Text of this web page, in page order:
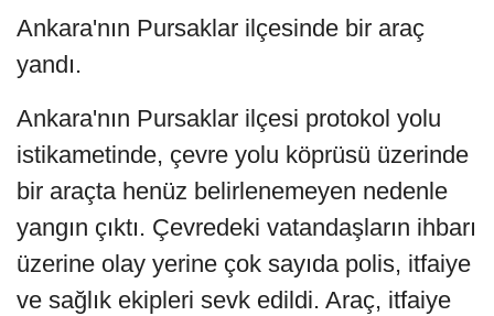
Ankara'nın Pursaklar ilçesinde bir araç
yandı.
Ankara'nın Pursaklar ilçesi protokol yolu
istikametinde, çevre yolu köprüsü üzerinde
bir araçta henüz belirlenemeyen nedenle
yangın çıktı. Çevredeki vatandaşların ihbarı
üzerine olay yerine çok sayıda polis, itfaiye
ve sağlık ekipleri sevk edildi. Araç, itfaiye